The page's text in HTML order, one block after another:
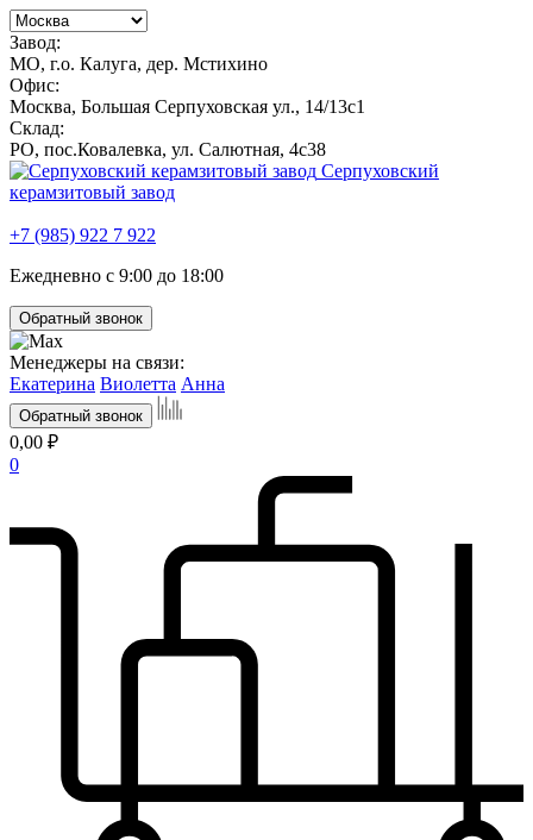
Завод:
МО, г.о. Калуга, дер. Мстихино
Офис:
Москва, Большая Серпуховская ул., 14/13с1
Склад:
РО, пос.Ковалевка, ул. Салютная, 4с38
Серпуховский
керамзитовый завод
+7 (985) 922 7 922
Ежедневно с 9:00 до 18:00
Обратный звонок
Менеджеры на связи:
Екатерина Виолетта Анна
Обратный звонок
0,00 ₽
0